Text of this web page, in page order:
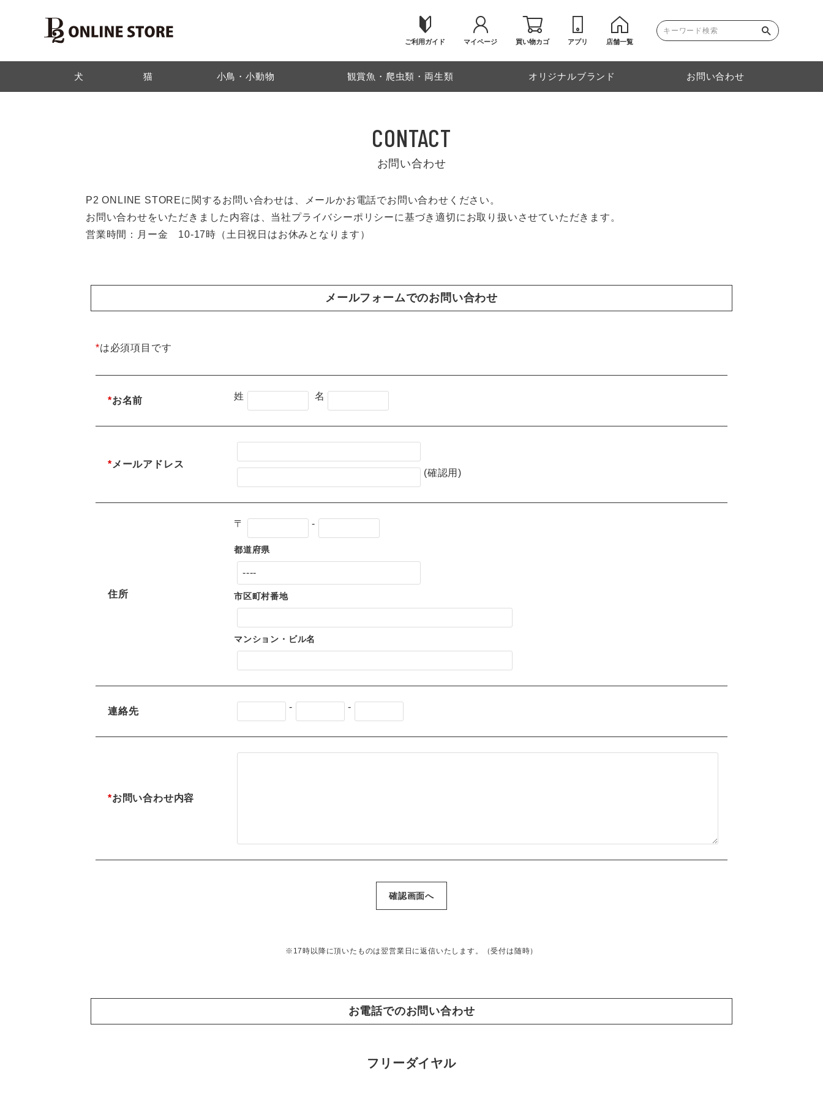
ご利用ガイド マイページ 買い物カゴ アプリ 店舗一覧
検索
犬 猫 小鳥・小動物 観賞魚・爬虫類・両生類 オリジナルブランド お問い合わせ
CONTACT
お問い合わせ
P2 ONLINE STOREに関するお問い合わせは、メールかお電話でお問い合わせください。
お問い合わせをいただきました内容は、当社プライバシーポリシーに基づき適切にお取り扱いさせていただきます。
営業時間：月ー金 10-17時（土日祝日はお休みとなります）
メールフォームでのお問い合わせ
*は必須項目です
*お名前 姓 名
* メールアドレス
(確認用)
住所
〒 -
都道府県
市区町村番地
マンション・ビル名
連絡先 - -
*お問い合わせ内容
17時以降に頂いたものは翌営業日に返信いたします。（受付は随時）
お電話でのお問い合わせ
フリーダイヤル